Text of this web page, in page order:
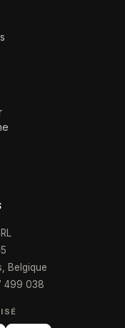
Belgique
499 038